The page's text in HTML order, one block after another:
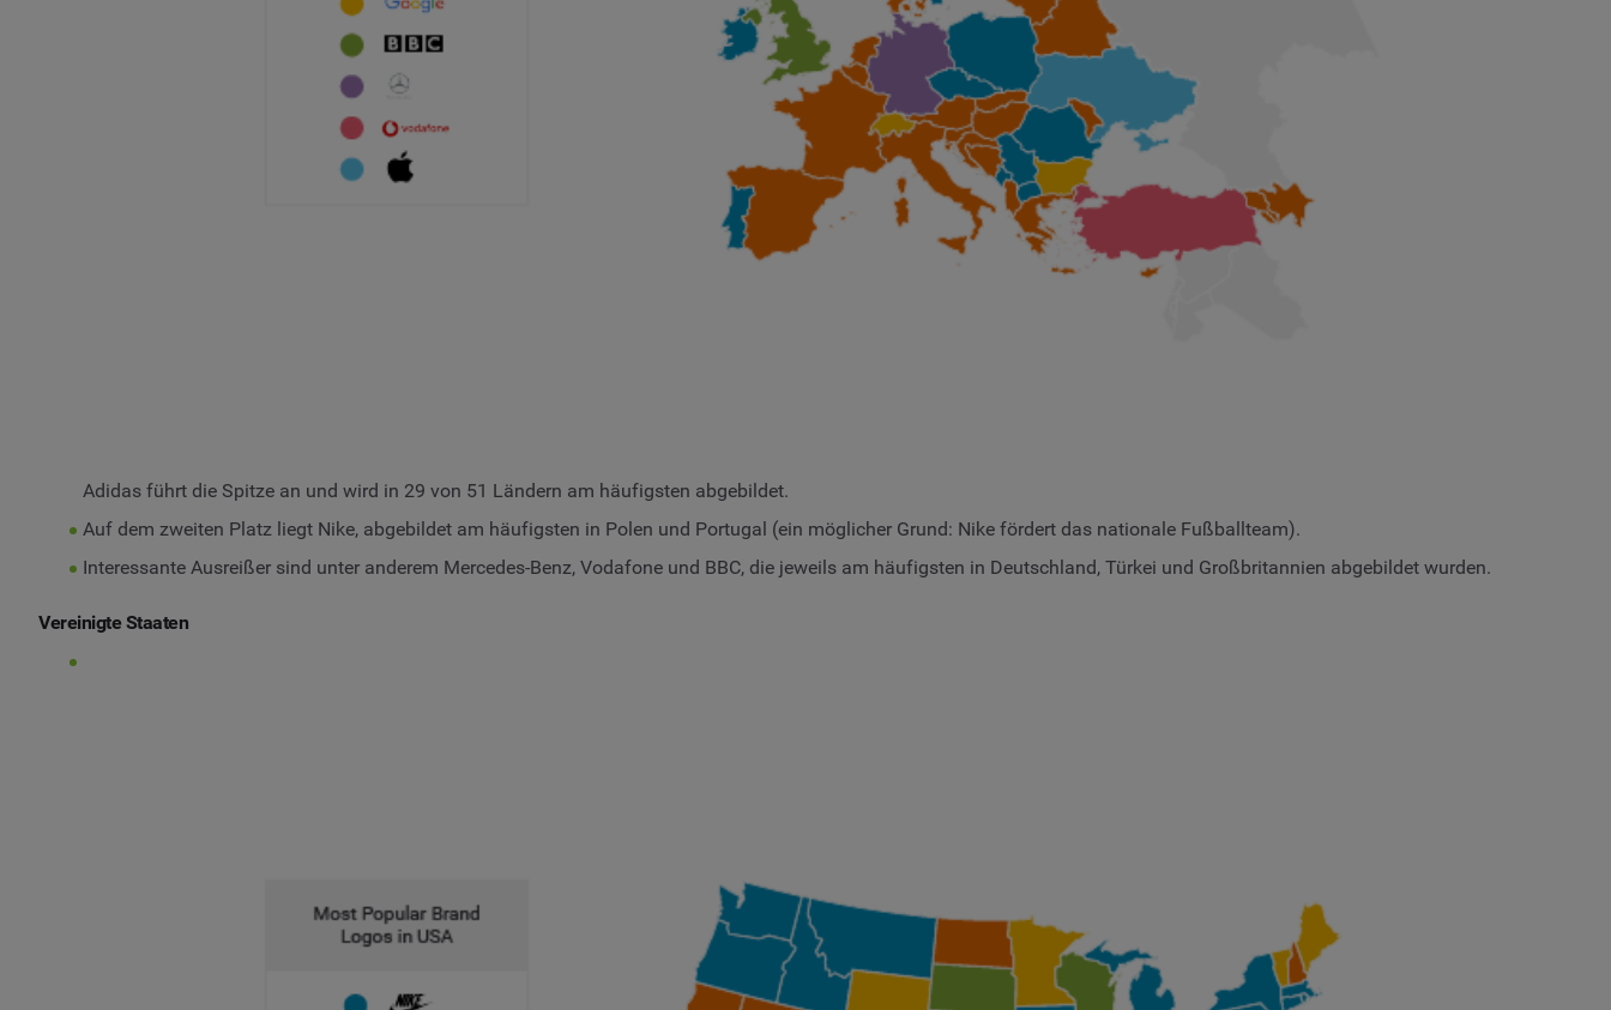
Adidas führt die Spitze an und wird in 29 von 51 Ländern am häufigsten abgebildet.
Auf dem zweiten Platz liegt Nike, abgebildet am häufigsten in Polen und Portugal (ein möglicher Grund: Nike fördert das nationale Fußballteam).
Interessante Ausreißer sind unter anderem Mercedes-Benz, Vodafone und BBC, die jeweils am häufigsten in Deutschland, Türkei und Großbritannien abgebildet wurden.
Vereinigte Staaten